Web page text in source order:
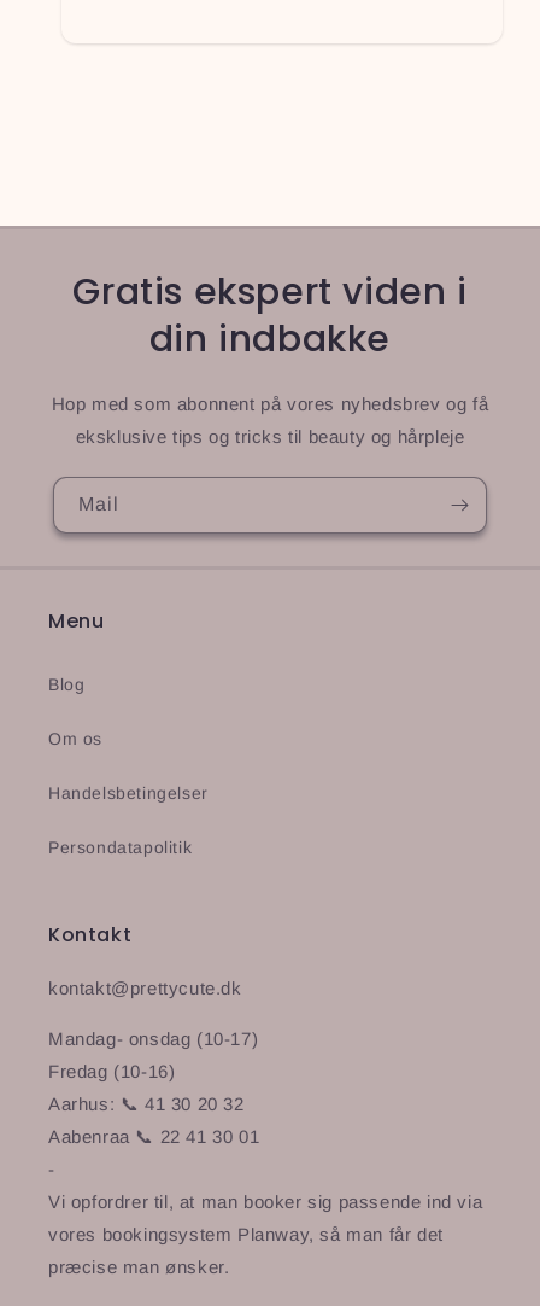
Gratis ekspert viden i
din indbakke
Hop med som abonnent på vores nyhedsbrev og få
eksklusive tips og tricks til beauty og hårpleje
Mail
Menu
Blog
Om os
Handelsbetingelser
Persondatapolitik
Kontakt
kontakt@prettycute.dk
Mandag- onsdag (10-17)
Fredag (10-16)
Aarhus: 📞 41 30 20 32
Aabenraa 📞 22 41 30 01
-
Vi opfordrer til, at man booker sig passende ind via
vores bookingsystem Planway, så man får det
præcise man ønsker.